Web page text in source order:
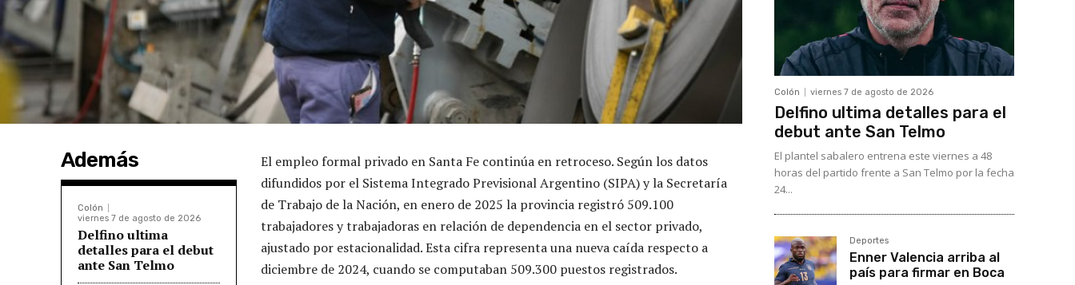
Además
Colón
viernes 7 de agosto de 2026
Delfino ultima
detalles para el debut
ante San Telmo
El empleo formal privado en Santa Fe continúa en retroceso. Según los datos
difundidos por el Sistema Integrado Previsional Argentino (SIPA) y la Secretaría
de Trabajo de la Nación, en enero de 2025 la provincia registró 509.100
trabajadores y trabajadoras en relación de dependencia en el sector privado,
ajustado por estacionalidad. Esta cifra representa una nueva caída respecto a
diciembre de 2024, cuando se computaban 509.300 puestos registrados.
Colón viernes 7 de agosto de 2026
Delfino ultima detalles para el
debut ante San Telmo
El plantel sabalero entrena este viernes a 48
horas del partido frente a San Telmo por la fecha
24...
Deportes
Enner Valencia arriba al
país para firmar en Boca